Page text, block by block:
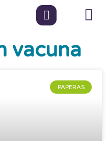
vacuna
PAPERAS